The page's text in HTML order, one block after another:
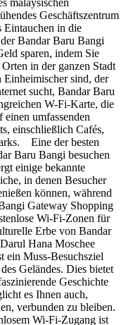
malaysischen
Geschäftszentrum
Eintauchen in die
Bandar Baru Bangi
sparen, indem Sie
in der ganzen Stadt
sind, der
sucht, Bandar Baru
W-Fi-Karte, die
umfassenden
einschließlich Cafés,
Eine der besten
Baru Bangi besuchen
einige bekannte
in denen Besucher
können, während
Gateway Shopping
Wi-Fi-Zonen für
Erbe von Bandar
Hana Moschee
ein Muss-Besuchsziel
Geländes. Dies bietet
Geschichte
es Ihnen auch,
verbunden zu bleiben.
Wi-Fi-Zugang ist